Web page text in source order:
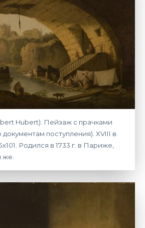
Hubert). Пейзаж с прачками
поступления). XVIII в.
Родился в 1733 г. в Париже,
же.